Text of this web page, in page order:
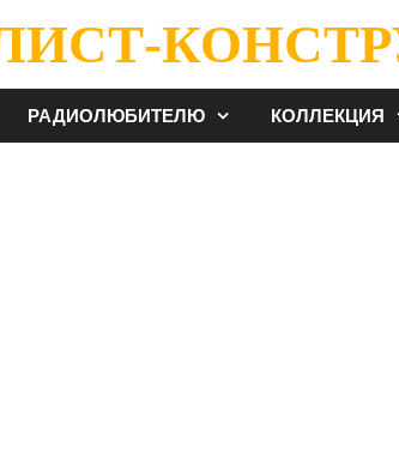
РАДИОЛЮБИТЕЛЮ КОЛЛЕКЦИЯ